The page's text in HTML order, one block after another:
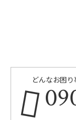
どんなお困